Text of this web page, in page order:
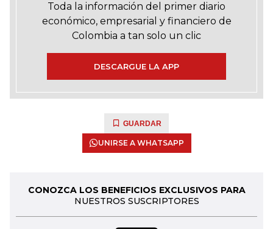
Toda la información del primer diario
económico, empresarial y financiero de
Colombia a tan solo un clic
DESCARGUE LA APP
GUARDAR
UNIRSE A WHATSAPP
CONOZCA LOS BENEFICIOS EXCLUSIVOS PARA
NUESTROS SUSCRIPTORES